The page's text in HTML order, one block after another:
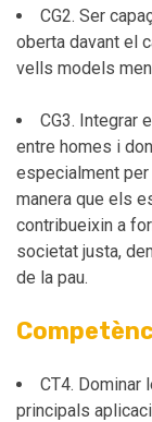
CG2. Ser
oberta davant el
vells models
CG3. Integrar
entre homes i
especialment
manera que els
contribueixin a
societat justa,
de la pau.
CT4.
principals